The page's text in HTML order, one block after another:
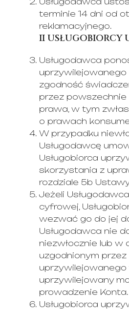
terminie 14 dni od
reklamacyjnego.
II USŁUGOBIORCY
Usługodawca
zgodność
przez
prawa, w tym
o prawach
W przypadku
Usługodawcę
Usługobiorca
skorzystania z
rozdziale 5b
Jeżeli
cyfrowej,
wezwać go do jej
Usługodawca nie
niezwłocznie lub
uzgodnionym przez
uprzywilejowanego
uprzywilejowany
prowadzenie Konta.
Usługobiorca